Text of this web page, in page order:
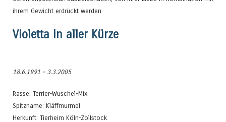
ihrem Gewicht erdrückt werden
Violetta in aller Kürze
18.6.1991 – 3.3.2005
Rasse: Terrier-Wuschel-Mix
Spitzname: Kläffmurmel
Herkunft: Tierheim Köln-Zollstock